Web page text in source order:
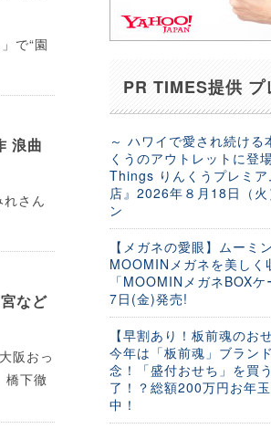
で“園
浪曲
さん
など
阪おっ
橋下徹
PR TIMES提供 プ
～ ハワイで愛され続ける
くうのアウトレットに登
Things りんくうプレミア
店』2026年８月18日（
ン
【メガネの愛眼】ムーミ
MOOMINメガネを美しく
「MOOMINメガネBOX
7日(金)発売!
【早割あり！板前魂のお
今年は「板前魂」ブラン
念！「盛付おせち」を買
了！？総額200万円お年
中！